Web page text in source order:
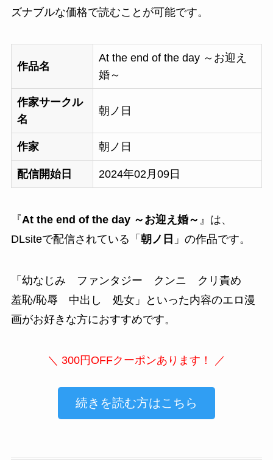
ズナブルな価格で読むことが可能です。
作品名
At the end of the day ～お迎え
婚～
作家サークル
名
朝ノ日
作家 朝ノ日
配信開始日 2024年02月09日
『At the end of the day ～お迎え婚～ 』は、
DLsiteで配信されている「 朝ノ日 」の作品です。
「 幼なじみ ファンタジー クンニ クリ責め
羞恥/恥辱 中出し 処女」といった内容のエロ漫
画がお好きな方におすすめです。
＼ 300円OFFクーポンあります！ ／
続きを読む方はこちら